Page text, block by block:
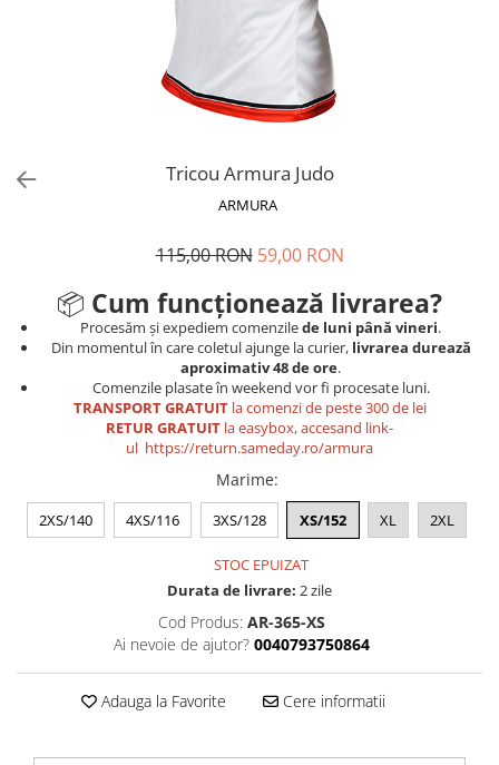
Mingi medicinale
Recuperare și Îcălzire
Tricou Armura Judo
ARMURA
115,00 RON 59,00 RON
📦 Cum funcționează livrarea?
Procesăm și expediem comenzilede luni până vineri.
Din momentul în care coletul ajunge la curier, livrarea durează
aproximativ 48 de ore.
Comenzile plasate în weekend vor fi procesate luni.
TRANSPORT GRATUIT la comenzi de peste 300 de lei
RETUR GRATUIT la easybox, accesand link-
ul https://return.sameday.ro/armura
Marime:
2XS/140 4XS/116 3XS/128 XS/152 XL 2XL
STOC EPUIZAT
Durata de livrare: 2 zile
Cod Produs: AR-365-XS
Ai nevoie de ajutor? 0040793750864
Adauga la Favorite Cere informatii